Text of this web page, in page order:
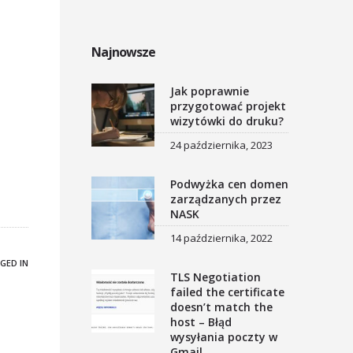
IN
Najnowsze
Jak poprawnie
przygotować projekt
wizytówki do druku?
24 października, 2023
Podwyżka cen domen
zarządzanych przez
NASK
14 października, 2022
TLS Negotiation
failed the certificate
doesn’t match the
host – Błąd
wysyłania poczty w